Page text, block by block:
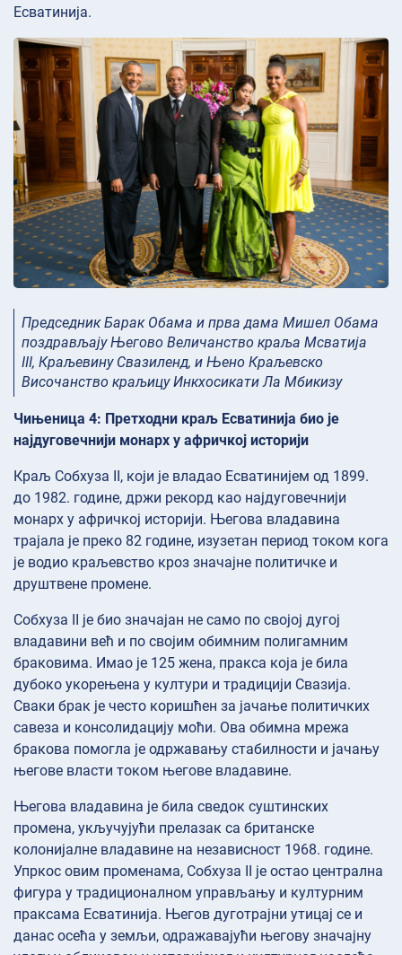
Есватинија.
Председник Барак Обама и прва дама Мишел Обама
поздрављају Његово Величанство краља Мсватија
III, Краљевину Свазиленд, и Њено Краљевско
Височанство краљицу Инкхосикати Ла Мбикизу
Чињеница 4: Претходни краљ Есватинија био је
најдуговечнији монарх у афричкој историји
Краљ Собхуза II, који је владао Есватинијем од 1899.
до 1982. године, држи рекорд као најдуговечнији
монарх у афричкој историји. Његова владавина
трајала је преко 82 године, изузетан период током кога
је водио краљевство кроз значајне политичке и
друштвене промене.
Собхуза II је био значајан не само по својој дугој
владавини већ и по својим обимним полигамним
браковима. Имао је 125 жена, пракса која је била
дубоко укорењена у култури и традицији Свазија.
Сваки брак је често коришћен за јачање политичких
савеза и консолидацију моћи. Ова обимна мрежа
бракова помогла је одржавању стабилности и јачању
његове власти током његове владавине.
Његова владавина је била сведок суштинских
промена, укључујући прелазак са британске
колонијалне владавине на независност 1968. године.
Упркос овим променама, Собхуза II је остао централна
фигура у традиционалном управљању и културним
праксама Есватинија. Његов дуготрајни утицај се и
данас осећа у земљи, одражавајући његову значајну